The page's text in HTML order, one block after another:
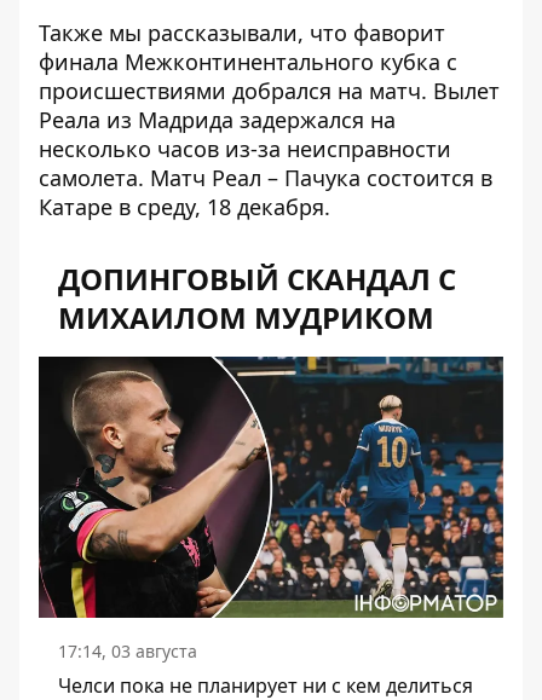
Также мы рассказывали, что фаворит
финала Межконтинентального кубка с
происшествиями добрался на матч. Вылет
Реала из Мадрида задержался на
несколько часов из-за неисправности
самолета. Матч Реал – Пачука состоится в
Катаре в среду, 18 декабря.
ДОПИНГОВЫЙ СКАНДАЛ С
МИХАИЛОМ МУДРИКОМ
17:14, 03 августа
Челси пока не планирует ни с кем делиться